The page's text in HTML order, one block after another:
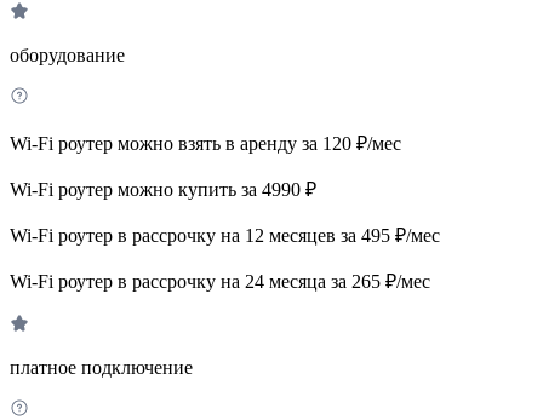
оборудование
Wi-Fi роутер можно взять в аренду за 120 ₽/мес
Wi-Fi роутер можно купить за 4990 ₽
Wi-Fi роутер в рассрочку на 12 месяцев за 495 ₽/мес
Wi-Fi роутер в рассрочку на 24 месяца за 265 ₽/мес
платное подключение